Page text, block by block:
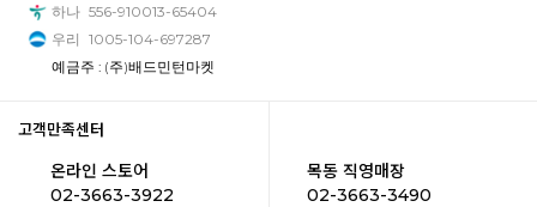
하나 556-910013-65404
우리 1005-104-697287
예금주 : (주)배드민턴마켓
고객만족센터
온라인 스토어
02-3663-3922
목동 직영매장
02-3663-3490